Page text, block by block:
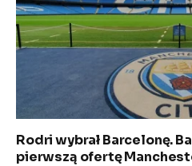
Rodri wybrał Barcelonę.
pierwszą ofertę